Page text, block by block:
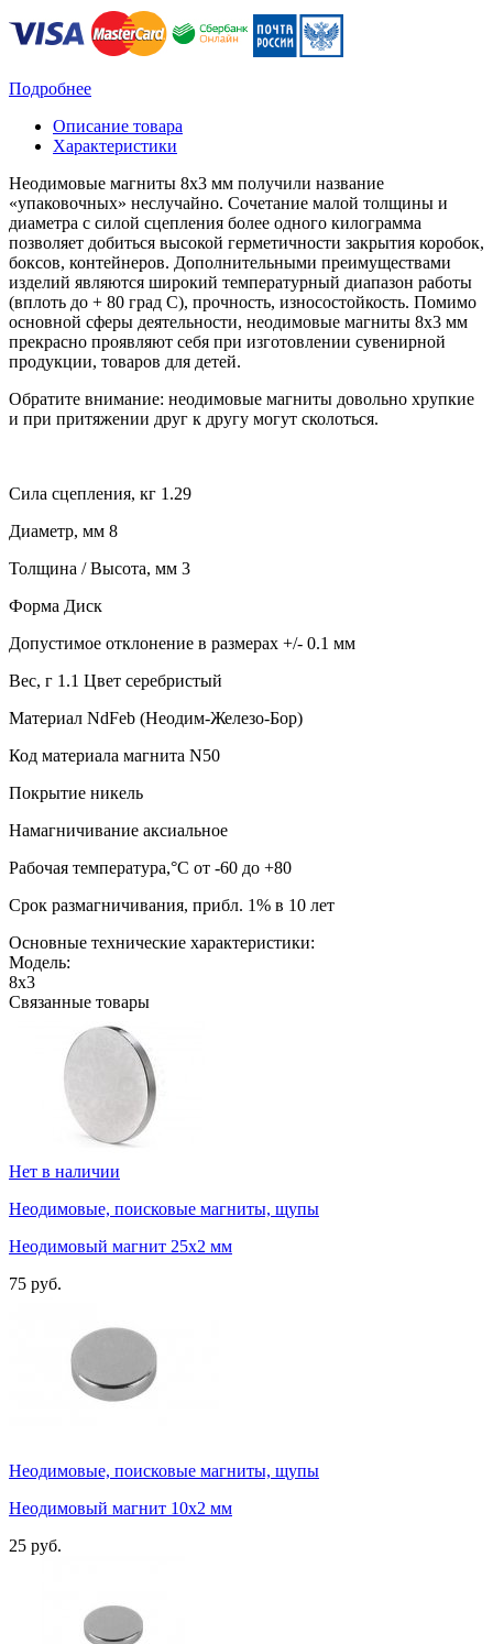
Подробнее
Описание товара
Характеристики
Неодимовые магниты 8х3 мм получили название
«упаковочных» неслучайно. Сочетание малой толщины и
диаметра с силой сцепления более одного килограмма
позволяет добиться высокой герметичности закрытия коробок,
боксов, контейнеров. Дополнительными преимуществами
изделий являются широкий температурный диапазон работы
(вплоть до + 80 град C), прочность, износостойкость. Помимо
основной сферы деятельности, неодимовые магниты 8х3 мм
прекрасно проявляют себя при изготовлении сувенирной
продукции, товаров для детей.
Обратите внимание: неодимовые магниты довольно хрупкие
и при притяжении друг к другу могут сколоться.
Сила сцепления, кг 1.29
Диаметр, мм 8
Толщина / Высота, мм 3
Форма Диск
Допустимое отклонение в размерах +/- 0.1 мм
Вес, г 1.1 Цвет серебристый
Материал NdFeb (Неодим-Железо-Бор)
Код материала магнита N50
Покрытие никель
Намагничивание аксиальное
Рабочая температура,°C от -60 до +80
Срок размагничивания, прибл. 1% в 10 лет
Основные технические характеристики:
Модель:
8х3
Связанные товары
Нет в наличии
Неодимовые, поисковые магниты, щупы
Неодимовый магнит 25х2 мм
75 руб.
Неодимовые, поисковые магниты, щупы
Неодимовый магнит 10х2 мм
25 руб.